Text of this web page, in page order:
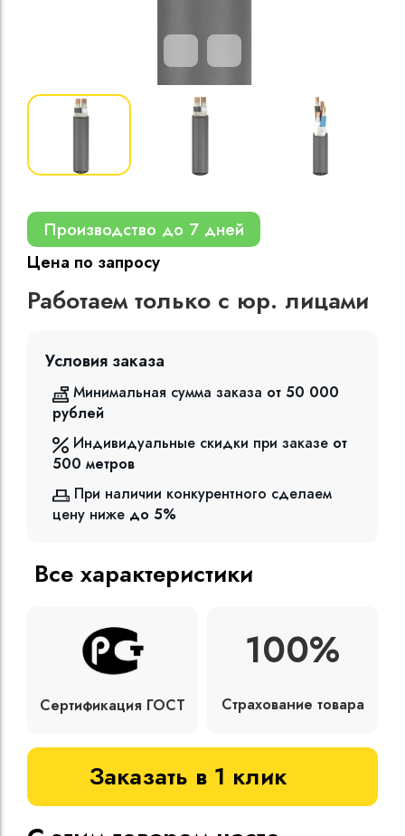
Кабели
изоляцией
Производство до 7 дней
Цена по запросу
Работаем только с юр. лицами
Условия заказа
Минимальная сумма заказа от 50 000
рублей
Индивидуальные скидки при заказе от
500 метров
При наличии конкурентного сделаем
цену ниже до 5%
Все характеристики
Сертификация ГОСТ
100%
Страхование товара
Заказать в 1 клик